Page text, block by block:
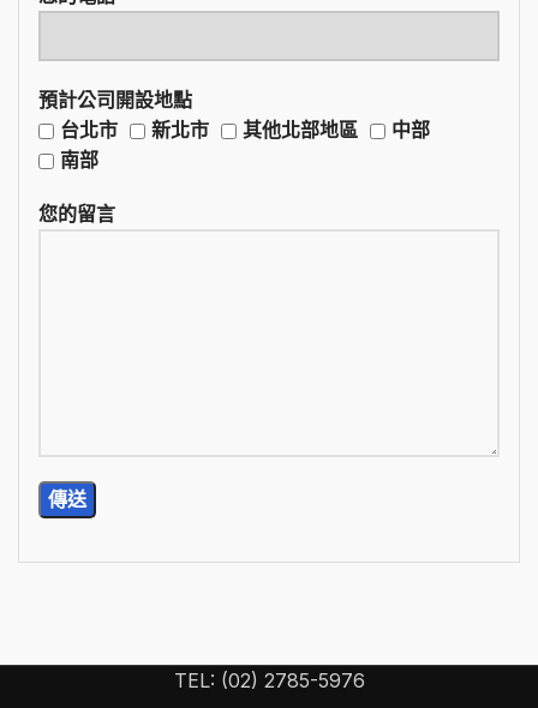
預計公司開設地點
台北市
新北市 其他北部地區
中部
南部
您的留言
TEL: (02) 2785-5976